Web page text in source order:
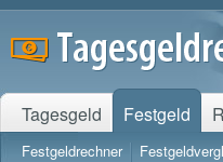
Tagesgeld Festgeld
Festgeldrechner